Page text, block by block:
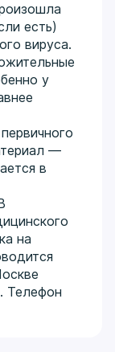
есть)
вируса.
у
—
в
на
Телефон